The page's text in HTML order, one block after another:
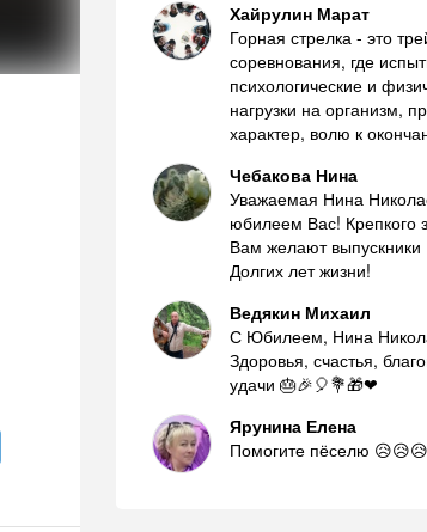
Хайрулин Марат
Горная стрелка - это
соревнования, где
психологические и
нагрузки на организм,
характер, волю к
Чебакова Нина
Уважаемая Нина
юбилеем Вас! Крепкого
Вам желают выпускники
Долгих лет жизни!
Ведякин Михаил
С Юбилеем, Нина
Здоровья, счастья,
удачи 🎂🎉🎈💐🎁❤
Ярунина Елена
Помогите пёселю 😥😥😥